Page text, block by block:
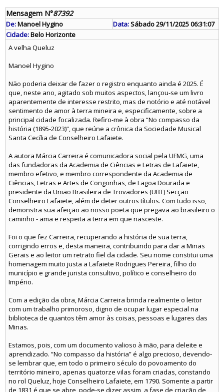
Mensagem N°87392
De:Manoel Hygino Data:Sábado 29/11/2025 06:31:07
Cidade:Belo Horizonte
A velha Queluz
Manoel Hygino
Não poderia deixar de fazer o registro enquanto ainda é 2025. É
que, neste ano, agitado sob muitos aspectos, lançou-se um livro
aparentemente de interesse restrito, mas de notório e até notável
sentimento de amor à terra mineira e, especificamente, sobre a
principal cidade focalizada. Refiro-me à obra “No compasso da
história (1895-2023)”, que reúne a crônica da Sociedade Musical
Santa Cecília de Conselheiro Lafaiete.
A autora Márcia Carreira é comunicadora social pela UFMG, uma
das fundadoras da Academia de Ciências e Letras de Lafaiete,
membro efetivo, e membro correspondente da Academia de
Ciências, Letras e Artes de Congonhas, de Lagoa Dourada e
presidente da União Brasileira de Trovadores (UBT) Secção
Conselheiro Lafaiete, além de deter outros títulos. Com tudo isso,
demonstra sua afeição ao nosso poeta que pregava ao brasileiro o
caminho - ama e respeita a terra em que nasceste.
Foi o que fez Carreira, recuperando a história de sua terra,
corrigindo erros e, desta maneira, contribuindo para dar a Minas
Gerais e ao leitor um retrato fiel da cidade. Seu nome constitui uma
homenagem muito justa a Lafaiete Rodrigues Pereira, filho do
município e grande jurista consultivo, político e conselheiro do
Império.
Com a edição da obra, Márcia Carreira brinda realmente o leitor
com um trabalho primoroso, digno de ocupar lugar especial na
biblioteca de quantos têm amor às coisas, pessoas e lugares das
Minas.
Estamos, pois, com um documento valioso à mão, para deleite e
aprendizado. “No compasso da história” é algo precioso, devendo-
se lembrar que, em todo o primeiro século do povoamento do
território mineiro, apenas quatorze vilas foram criadas, constando
no rol Queluz, hoje Conselheiro Lafaiete, em 1790. Somente a partir
de 1831 é que se abre, pode-se dizer assim, a fase de criação de